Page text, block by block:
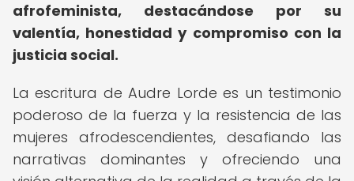
afrofeminista, destacándose por su
valentía, honestidad y compromiso con la
justicia social.
La escritura de Audre Lorde es un testimonio
poderoso de la fuerza y la resistencia de las
mujeres afrodescendientes, desafiando las
narrativas dominantes y ofreciendo una